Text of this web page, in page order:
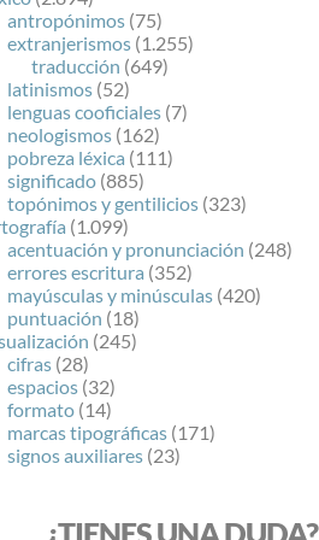
antropónimos (75)
extranjerismos (1.255)
traducción (649)
latinismos (52)
lenguas cooficiales (7)
neologismos (162)
pobreza léxica (111)
significado (885)
topónimos y gentilicios (323)
(1.099)
acentuación y pronunciación (248)
errores escritura (352)
mayúsculas y minúsculas (420)
puntuación (18)
(245)
cifras (28)
espacios (32)
formato (14)
marcas tipográficas (171)
signos auxiliares (23)
¿TIENES UNA DUDA?